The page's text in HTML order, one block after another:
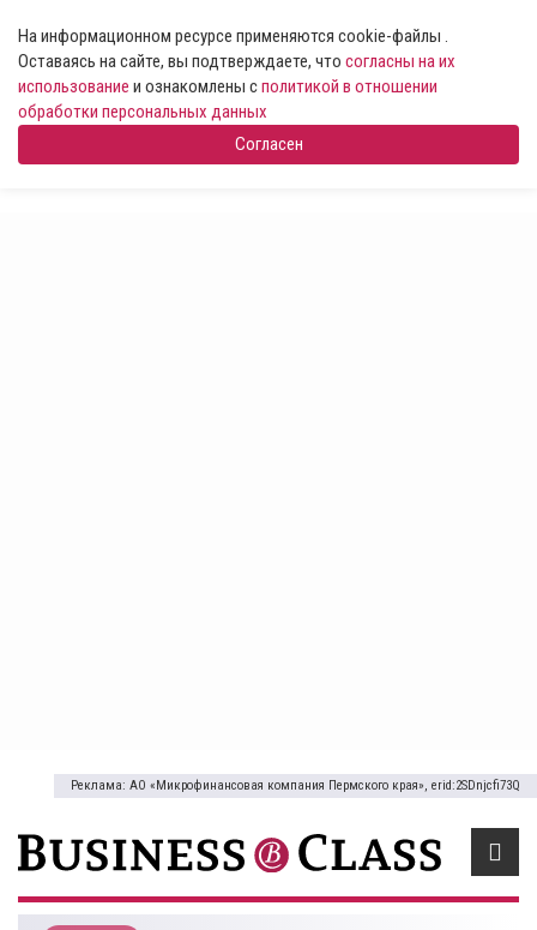
На информационном ресурсе применяются cookie-файлы .
Оставаясь на сайте, вы подтверждаете, что согласны на их
использование и ознакомлены сполитикой в отношении
обработки персональных данных
Согласен
Реклама: АО «Микрофинансовая компания Пермского края», erid:2SDnjcfi73Q